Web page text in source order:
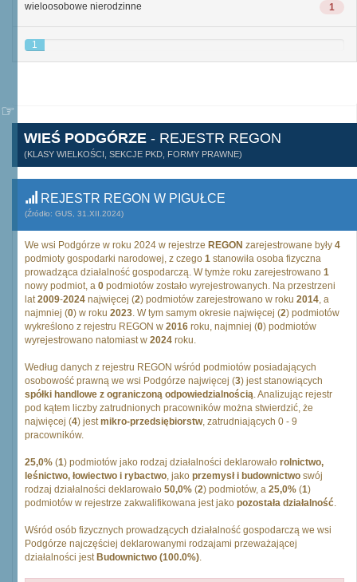
1
wieloosobowe nierodzinne
1
WIEŚ PODGÓRZE - REJESTR REGON
(KLASY WIELKOŚCI, SEKCJE PKD, FORMY PRAWNE)
REJESTR REGON W PIGUŁCE
(Źródło: GUS, 31.XII.2024)
We wsi Podgórze w roku 2024 w rejestrze REGON zarejestrowane były 4
podmioty gospodarki narodowej, z czego 1 stanowiła osoba fizyczna
prowadząca działalność gospodarczą. W tymże roku zarejestrowano 1
nowy podmiot, a 0 podmiotów zostało wyrejestrowanych. Na przestrzeni
lat2009-2024 najwięcej (2) podmiotów zarejestrowano w roku 2014, a
najmniej (0) w roku 2023. W tym samym okresie najwięcej (2) podmiotów
wykreślono z rejestru REGON w 2016 roku, najmniej (0) podmiotów
wyrejestrowano natomiast w 2024 roku.
Według danych z rejestru REGON wśród podmiotów posiadających
osobowość prawną we wsi Podgórze najwięcej (3) jest stanowiących
spółki handlowe z ograniczoną odpowiedzialnością. Analizując rejestr
pod kątem liczby zatrudnionych pracowników można stwierdzić, że
najwięcej (4) jestmikro-przedsiębiorstw, zatrudniających 0 - 9
pracowników.
25,0% (1) podmiotów jako rodzaj działalności deklarowało rolnictwo,
leśnictwo, łowiectwo i rybactwo, jako przemysł i budownictwo swój
rodzaj działalności deklarowało 50,0% (2) podmiotów, a 25,0% (1)
podmiotów w rejestrze zakwalifikowana jest jako pozostała działalność.
Wśród osób fizycznych prowadzących działalność gospodarczą we wsi
Podgórze najczęściej deklarowanymi rodzajami przeważającej
działalności jest Budownictwo (100.0%).